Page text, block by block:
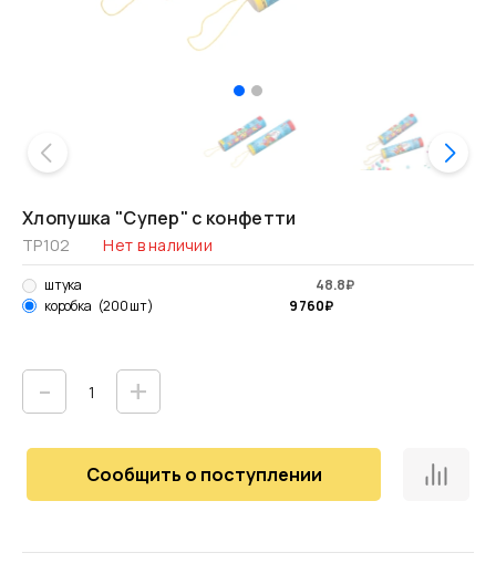
Хлопушка "Супер" с конфетти
ТР102 Нет в наличии
штука 48.8₽
коробка (200 шт) 9 760₽
- +
Сообщить о поступлении